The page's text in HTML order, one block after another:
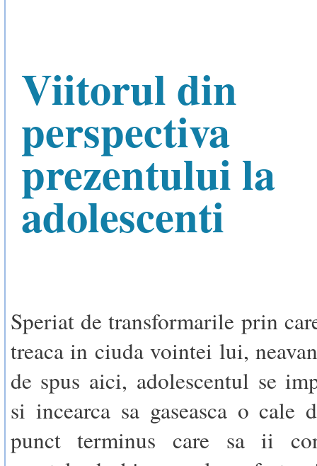
Viitorul din
perspectiva
prezentului la
adolescenti
Speriat de transformarile prin
treaca in ciuda vointei lui,
de spus aici, adolescentul se
si incearca sa gaseasca o cale
punct terminus care sa ii